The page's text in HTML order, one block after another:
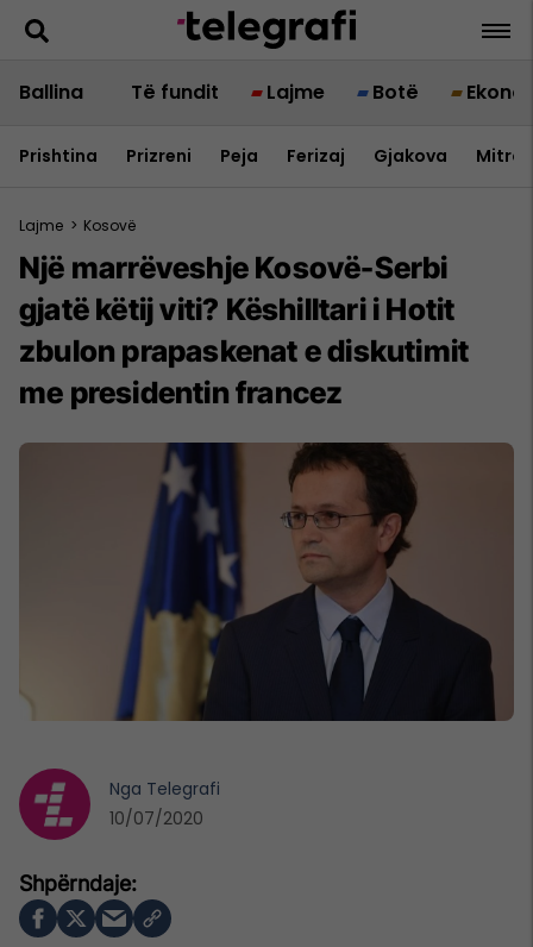
Ballina Të fundit Lajme Botë
Prishtina Prizreni Peja Ferizaj Gjakova
Lajme > Kosovë
Një marrëveshje Kosovë-Serbi
gjatë këtij viti? Këshilltari i Hotit
zbulon prapaskenat e diskutimit
me presidentin francez
Nga Telegrafi
10/07/2020